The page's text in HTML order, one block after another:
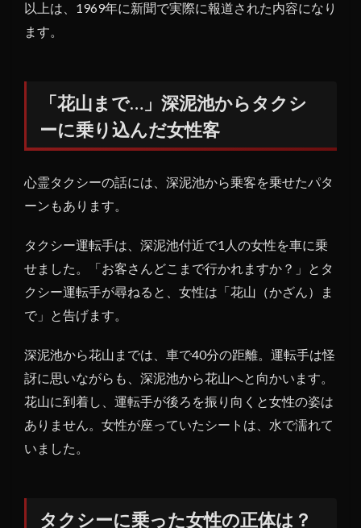
以上は、1969年に新聞で実際に報道された内容になり
ます。
「花山まで…」深泥池からタクシ
ーに乗り込んだ女性客
心霊タクシーの話には、深泥池から乗客を乗せたパタ
ーンもあります。
タクシー運転手は、深泥池付近で1人の女性を車に乗
せました。「お客さんどこまで行かれますか？」とタ
クシー運転手が尋ねると、女性は「花山（かざん）ま
で」と告げます。
深泥池から花山までは、車で40分の距離。運転手は怪
訝に思いながらも、深泥池から花山へと向かいます。
花山に到着し、運転手が後ろを振り向くと女性の姿は
ありません。女性が座っていたシートは、水で濡れて
いました。
タクシーに乗った女性の正体は？